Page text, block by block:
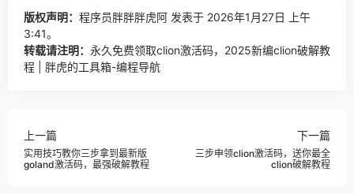
版权声明： 程序员胖胖胖虎阿 发表于 2026年1月27日 上午
3:41。
转载请注明： 永久免费领取clion激活码，2025新编clion破解教
程 | 胖虎的工具箱-编程导航
上一篇
实用技巧教你三步拿到最新版
goland激活码，最强破解教程
下一篇
三步申领clion激活码，送你最全
clion破解教程